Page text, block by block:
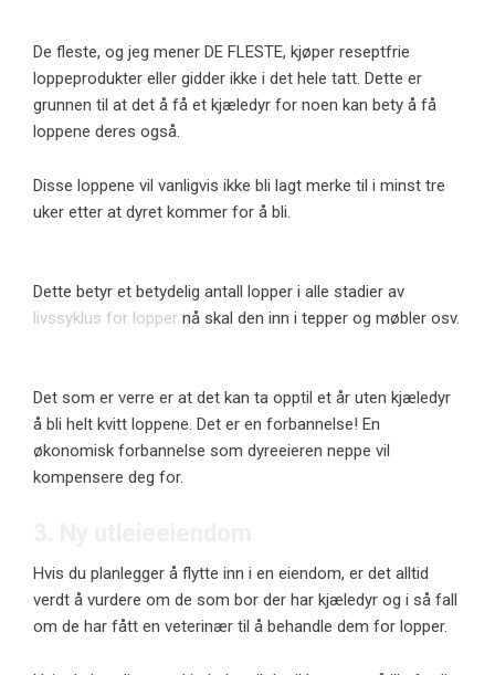
De fleste, og jeg mener DE FLESTE, kjøper reseptfrie
loppeprodukter eller gidder ikke i det hele tatt. Dette er
grunnen til at det å få et kjæledyr for noen kan bety å få
loppene deres også.
Disse loppene vil vanligvis ikke bli lagt merke til i minst tre
uker etter at dyret kommer for å bli.
Dette betyr et betydelig antall lopper i alle stadier av
livssyklus for lopper nå skal den inn i tepper og møbler osv.
Det som er verre er at det kan ta opptil et år uten kjæledyr
å bli helt kvitt loppene. Det er en forbannelse! En
økonomisk forbannelse som dyreeieren neppe vil
kompensere deg for.
Hvis du planlegger å flytte inn i en eiendom, er det alltid
verdt å vurdere om de som bor der har kjæledyr og i så fall
om de har fått en veterinær til å behandle dem for lopper.